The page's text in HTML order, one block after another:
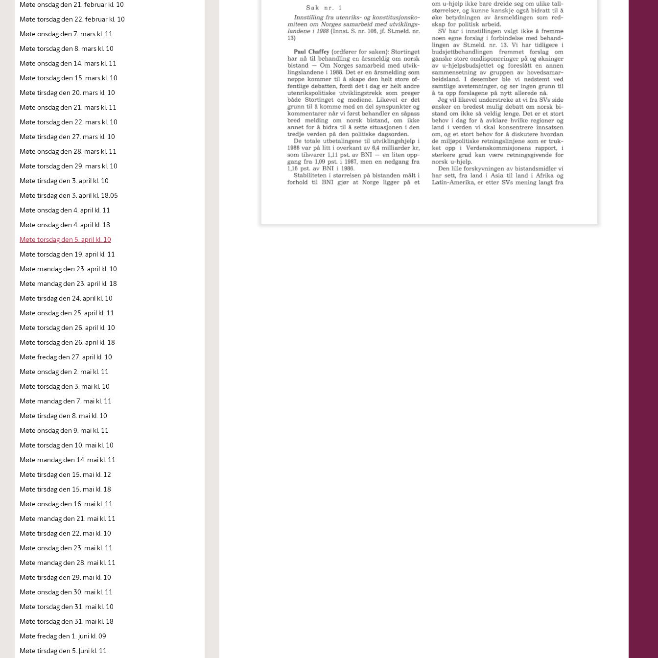
Møte onsdag den 21. februar kl. 10
Møte torsdag den 22. februar kl. 10
Møte onsdag den 7. mars kl. 11
Møte torsdag den 8. mars kl. 10
Møte onsdag den 14. mars kl. 11
Møte torsdag den 15. mars kl. 10
Møte tirsdag den 20. mars kl. 10
Møte onsdag den 21. mars kl. 11
Møte torsdag den 22. mars kl. 10
Møte tirsdag den 27. mars kl. 10
Møte onsdag den 28. mars kl. 11
Møte torsdag den 29. mars kl. 10
Møte tirsdag den 3. april kl. 10
Møte tirsdag den 3. april kl. 18.05
Møte onsdag den 4. april kl. 11
Møte onsdag den 4. april kl. 18
Møte torsdag den 5. april kl. 10
Møte torsdag den 19. april kl. 11
Møte mandag den 23. april kl. 10
Møte mandag den 23. april kl. 18
Møte tirsdag den 24. april kl. 10
Møte onsdag den 25. april kl. 11
Møte torsdag den 26. april kl. 10
Møte torsdag den 26. april kl. 18
Møte fredag den 27. april kl. 10
Møte onsdag den 2. mai kl. 11
Møte torsdag den 3. mai kl. 10
Møte mandag den 7. mai kl. 11
Møte tirsdag den 8. mai kl. 10
Møte onsdag den 9. mai kl. 11
Møte torsdag den 10. mai kl. 10
Møte mandag den 14. mai kl. 11
Møte tirsdag den 15. mai kl. 12
Møte tirsdag den 15. mai kl. 18
Møte onsdag den 16. mai kl. 11
Møte mandag den 21. mai kl. 11
Møte tirsdag den 22. mai kl. 10
Møte onsdag den 23. mai kl. 11
Møte mandag den 28. mai kl. 11
Møte tirsdag den 29. mai kl. 10
Møte onsdag den 30. mai kl. 11
Møte torsdag den 31. mai kl. 10
Møte torsdag den 31. mai kl. 18
Møte fredag den 1. juni kl. 09
Møte tirsdag den 5. juni kl. 11